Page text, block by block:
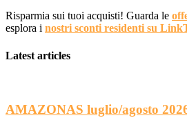
Risparmia sui tuoi acquisti! Guarda le
esplora i nostri sconti residenti su
Latest articles
AMAZONAS luglio/agosto